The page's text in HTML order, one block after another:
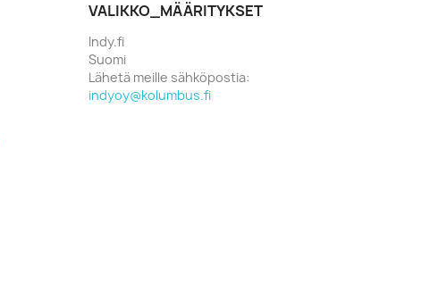
VALIKKO_MÄÄRITYKSET
Indy.fi
Suomi
Lähetä meille sähköpostia:
indyoy@kolumbus.fi